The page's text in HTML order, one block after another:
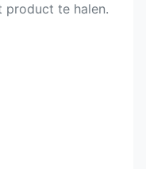
product te halen.